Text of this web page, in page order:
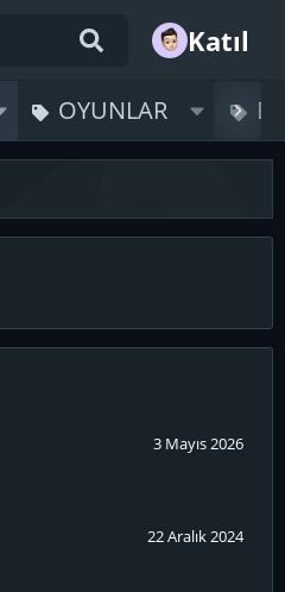
Katıl
OYUNLAR
3 Mayıs 2026
22 Aralık 2024